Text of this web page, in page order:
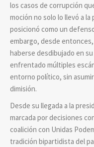
los casos de corrupción
moción no solo lo llevó a
posicionó como un
embargo, desde
haberse desdibujado en
enfrentado múltiples
entorno político, sin
dimisión.
Desde su llegada a la
marcada por decisiones
coalición con Unidas
tradición bipartidista del